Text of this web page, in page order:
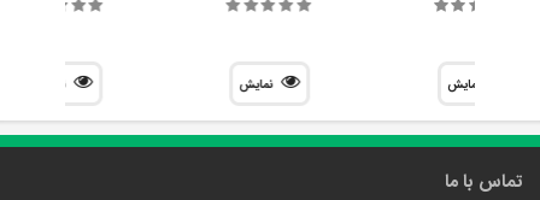
نمایش نمایش
تماس با ما